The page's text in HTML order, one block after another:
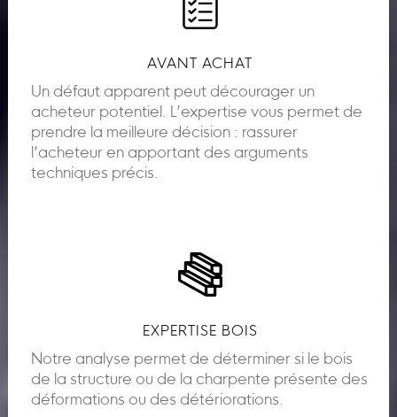
AVANT ACHAT
Un défaut apparent peut décourager un
acheteur potentiel. L’expertise vous permet de
prendre la meilleure décision : rassurer
l’acheteur en apportant des arguments
techniques précis.
EXPERTISE BOIS
Notre analyse permet de déterminer si le bois
de la structure ou de la charpente présente des
déformations ou des détériorations.